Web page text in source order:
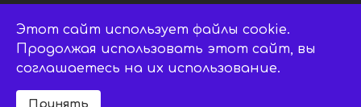
LED центр. © 2014 - 2026
ledsaratov.ru. Все права защищены.
Этот сайт использует файлы cookie.
Продолжая использовать этот сайт, вы
соглашаетесь на их использование.
Принять